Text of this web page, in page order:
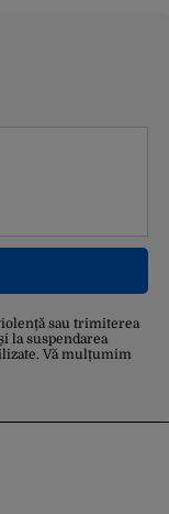
sau trimiterea
la suspendarea
Vă mulțumim